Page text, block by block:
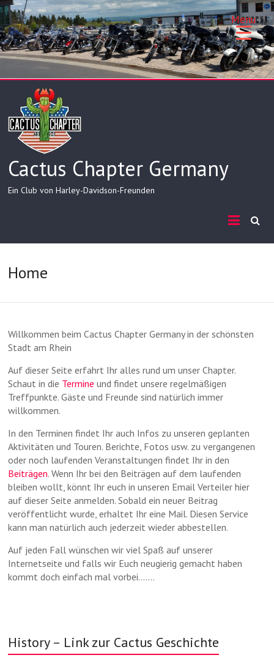
Menu
Skip
to
content
Cactus Chapter Germany
Ein Club von Harley-Davidson-Freunden
Home
Willkommen beim Cactus Chapter Germany in der schönsten
Stadt am Rhein
Auf dieser Seite erfahrt Ihr alles rund um unser Chapter.
Schaut in die Termine und findet unsere regelmäßigen
Treffpunkte. Gäste und Freunde sind natürlich immer
willkommen.
In den Terminen findet Ihr auch Infos zu unseren geplanten
Aktivitäten und Touren. Berichte, Fotos usw. zu vergangenen
oder noch laufenden Veranstaltungen findet Ihr in den
Beiträgen. Wenn Ihr bei den Beiträgen auf dem laufenden
bleiben wollt, könnt Ihr euch in unseren Email Verteiler hier
auf dieser Seite anmelden. Sobald ein neuer Beitrag
veröffentlicht wurde, erhaltet Ihr eine Mail. Diesen Service
kann man natürlich auch jederzeit wieder abbestellen.
Auf jeden Fall wünschen wir viel Spaß auf unserer
Internetseite und falls wir Euch neugierig gemacht haben
kommt doch einfach mal vorbei…….
History – Link zur Cactus Geschichte